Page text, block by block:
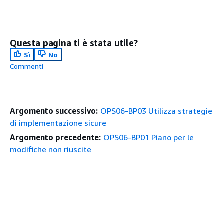
Questa pagina ti è stata utile?
Sì
No
Commenti
Argomento successivo: OPS06-BP03 Utilizza strategie
di implementazione sicure
Argomento precedente: OPS06-BP01 Piano per le
modifiche non riuscite